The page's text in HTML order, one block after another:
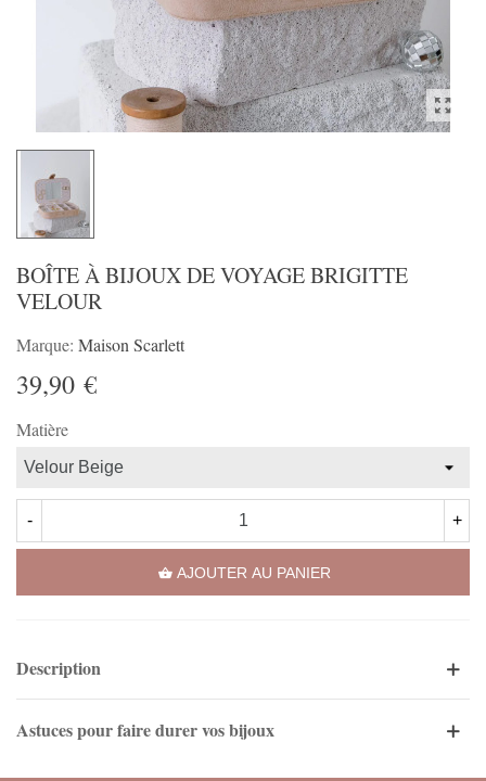
BOÎTE À BIJOUX DE VOYAGE BRIGITTE
VELOUR
Marque: Maison Scarlett
39,90 €
Matière
- +
AJOUTER AU PANIER
Description
Astuces pour faire durer vos bijoux